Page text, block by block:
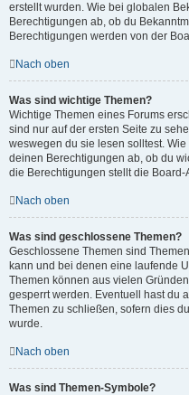
erstellt wurden. Wie bei globalen
Berechtigungen ab, ob du
Berechtigungen werden von der
Nach oben
Was sind wichtige Themen?
Wichtige Themen eines Forums
sind nur auf der ersten Seite zu
weswegen du sie lesen solltest.
deinen Berechtigungen ab, ob du
die Berechtigungen stellt die
Nach oben
Was sind geschlossene Themen?
Geschlossene Themen sind
kann und bei denen eine laufende
Themen können aus vielen
gesperrt werden. Eventuell hast du
Themen zu schließen, sofern dies
wurde.
Nach oben
Was sind Themen-Symbole?